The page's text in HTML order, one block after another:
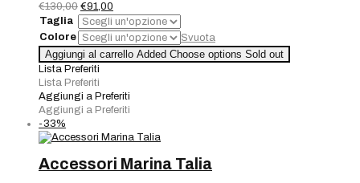
€130,00 Il
prezzo
originale
era:
€130,00.
€91,00
prezzo
attuale
è:
€91,00.
Taglia
Colore
Svuota
Pantalone
Marina
Talia
quantità
Aggiungi al carrello Added Choose options Sold out
Lista Preferiti
Lista Preferiti
Aggiungi a Preferiti
Aggiungi a Preferiti
-33%
Accessori Marina Talia